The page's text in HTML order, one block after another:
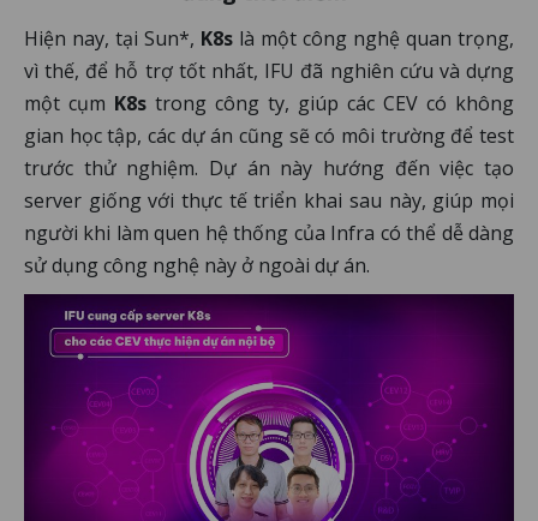
Hiện nay, tại Sun*, K8s là một công nghệ quan trọng,
vì thế, để hỗ trợ tốt nhất, IFU đã nghiên cứu và dựng
một cụm K8s trong công ty, giúp các CEV có không
gian học tập, các dự án cũng sẽ có môi trường để test
trước thử nghiệm. Dự án này hướng đến việc tạo
server giống với thực tế triển khai sau này, giúp mọi
người khi làm quen hệ thống của Infra có thể dễ dàng
sử dụng công nghệ này ở ngoài dự án.